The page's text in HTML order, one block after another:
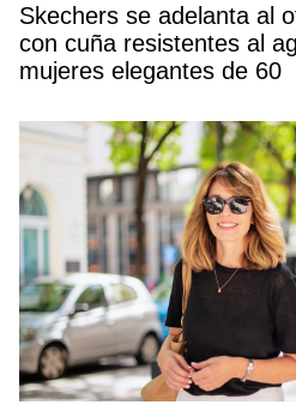
Skechers se adelanta al
con cuña resistentes al
mujeres elegantes de 60